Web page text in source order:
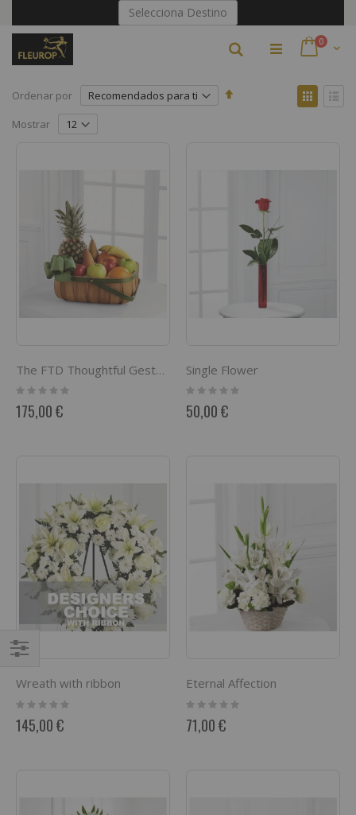
contenido
Selecciona Destino
Cart
0
Buscar
Ordenar por
Fijar
Mostrar
The FTD Thoughtful Gesture Fruit Basket
Rating:
0%
175,00 €
Single Flower
Rating:
0%
50,00 €
Wreath with ribbon
Rating:
0%
145,00 €
Eternal Affection
Rating:
0%
71,00 €
por